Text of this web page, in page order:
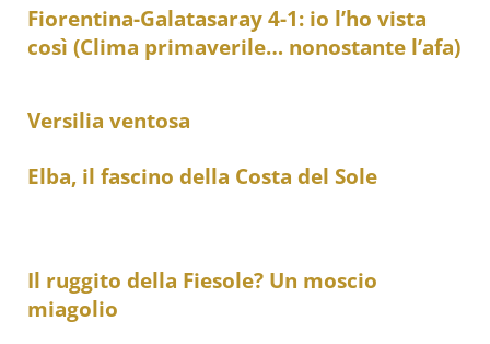
Fiorentina-Galatasaray 4-1: io l’ho vista
così (Clima primaverile… nonostante l’afa)
Versilia ventosa
Elba, il fascino della Costa del Sole
Il ruggito della Fiesole? Un moscio
miagolio